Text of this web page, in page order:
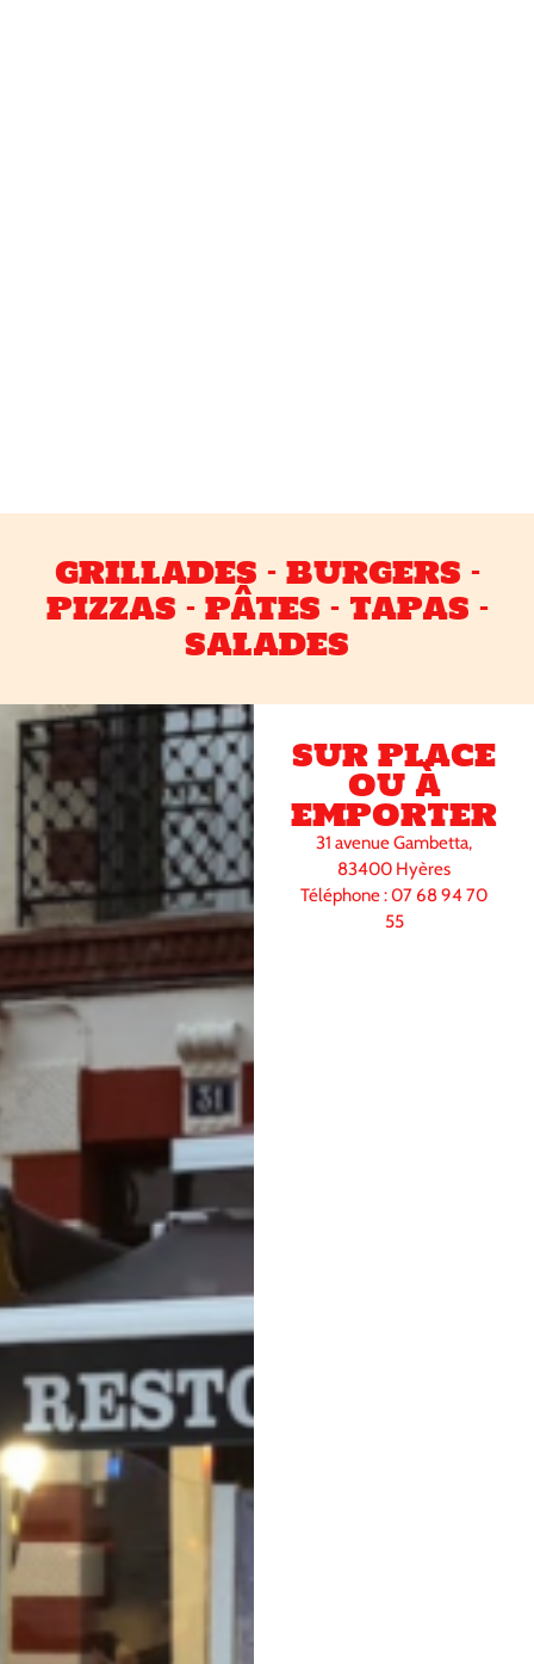
GRILLADES - BURGERS -
PIZZAS - PÂTES - TAPAS -
SALADES
SUR PLACE
OU À
EMPORTER
31 avenue Gambetta,
83400 Hyères
Téléphone : 07 68 94 70
55